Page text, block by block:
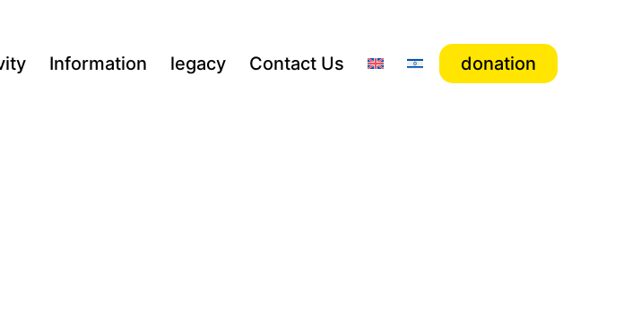
Information legacy Contact Us donation